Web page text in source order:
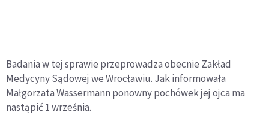
Badania w tej sprawie przeprowadza obecnie Zakład
Medycyny Sądowej we Wrocławiu. Jak informowała
Małgorzata Wassermann ponowny pochówek jej ojca ma
nastąpić 1 września.